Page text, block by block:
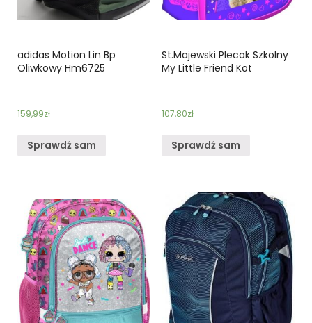
adidas Motion Lin Bp
Oliwkowy Hm6725
159,99zł
Sprawdź sam
St.Majewski Plecak Szkolny
My Little Friend Kot
107,80zł
Sprawdź sam